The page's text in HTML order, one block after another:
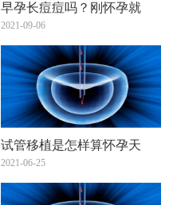
早孕长痘痘吗？刚怀孕就
2021-09-06
试管移植是怎样算怀孕天
2021-06-25